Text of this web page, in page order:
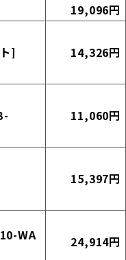
19,096円
] 14,326円
11,060円
15,397円
WA
24,914円